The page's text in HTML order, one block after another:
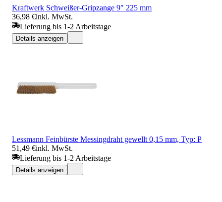
Kraftwerk Schweißer-Gripzange 9" 225 mm
36,98 €inkl. MwSt.
Lieferung bis 1-2 Arbeitstage
Details anzeigen
Lessmann Feinbürste Messingdraht gewellt 0,15 mm, Typ: P
51,49 €inkl. MwSt.
Lieferung bis 1-2 Arbeitstage
Details anzeigen